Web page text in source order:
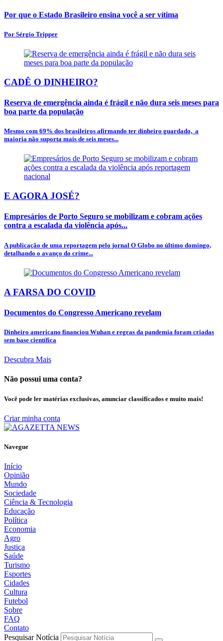
Por que o Estado Brasileiro ensina você a ser vítima
Por Sérgio Tripper
CADÊ O DINHEIRO?
Reserva de emergência ainda é frágil e não dura seis meses para
boa parte da população
Mesmo com 69% dos brasileiros afirmando ter dinheiro guardado, a
maioria não suporta mais de seis meses...
E AGORA JOSÉ?
Empresários de Porto Seguro se mobilizam e cobram ações
contra a escalada da violência após...
A publicação de uma reportagem pelo jornal O Globo no último domingo,
detalhando o avanço do crime...
A FARSA DO COVID
Documentos do Congresso Americano revelam
Dinheiro americano financiou Wuhan e regras da pandemia foram criadas
sem base científica
Descubra Mais
Não possui uma conta?
Você pode ler matérias exclusivas, anunciar classificados e muito mais!
Criar minha conta
Navegue
Início
Opinião
Mundo
Sociedade
Ciência & Tecnologia
Educação
Política
Economia
Agro
Justiça
Saúde
Turismo
Esportes
Cidades
Cultura
Futebol
Sobre
FAQ
Contato
Pesquisar Notícia